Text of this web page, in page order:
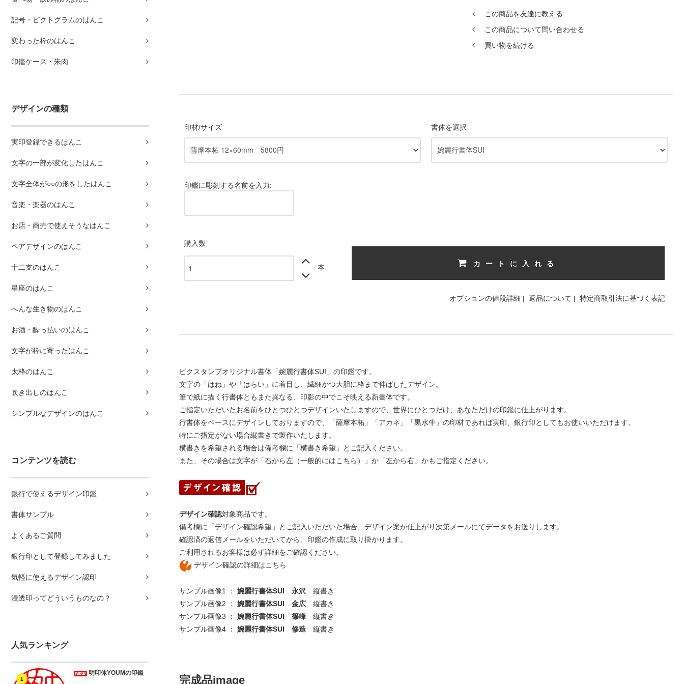
記号・ピクトグラムのはんこ
変わった枠のはんこ
印鑑ケース・朱肉
デザインの種類
実印登録できるはんこ
文字の一部が変化したはんこ
文字全体が○○の形をしたはんこ
音楽・楽器のはんこ
お店・商売で使えそうなはんこ
ペアデザインのはんこ
十二支のはんこ
星座のはんこ
へんな生き物のはんこ
お酒・酔っ払いのはんこ
文字が枠に寄ったはんこ
太枠のはんこ
吹き出しのはんこ
シンプルなデザインのはんこ
コンテンツを読む
銀行で使えるデザイン印鑑
書体サンプル
よくあるご質問
銀行印として登録してみました
気軽に使えるデザイン認印
浸透印ってどういうものなの？
人気ランキング
1
明印体YOUMの印鑑
この商品を友達に教える
この商品について問い合わせる
買い物を続ける
印材/サイズ 書体を選択
印鑑に彫刻する名前を入力:
購入数
本 カートに入れる
オプションの値段詳細 | 返品について | 特定商取引法に基づく表記
ピクスタンプオリジナル書体「婉麗行書体SUI」の印鑑です。
文字の「はね」や「はらい」に着目し、繊細かつ大胆に枠まで伸ばしたデザイン。
筆で紙に描く行書体ともまた異なる、印影の中でこそ映える新書体です。
ご指定いただいたお名前をひとつひとつデザインいたしますので、世界にひとつだけ、あなただけの印鑑に仕上がります。
行書体をベースにデザインしておりますので、「薩摩本柘」「アカネ」「黒水牛」の印材であれば実印、銀行印としてもお使いいただけます。
特にご指定がない場合縦書きで製作いたします。
横書きを希望される場合は備考欄に「横書き希望」とご記入ください。
また、その場合は文字が「右から左（一般的にはこちら）」か「左から右」かもご指定ください。
デザイン確認対象商品です。
備考欄に「デザイン確認希望」とご記入いただいた場合、デザイン案が仕上がり次第メールにてデータをお送りします。
確認済の返信メールをいただいてから、印鑑の作成に取り掛かります。
ご利用されるお客様は必ず詳細をご確認ください。
デザイン確認の詳細はこちら
サンプル画像1 ： 婉麗行書体SUI 永沢 縦書き
サンプル画像2 ： 婉麗行書体SUI 金広 縦書き
サンプル画像3 ： 婉麗行書体SUI 篠峰 縦書き
サンプル画像4 ： 婉麗行書体SUI 修造 縦書き
完成品image